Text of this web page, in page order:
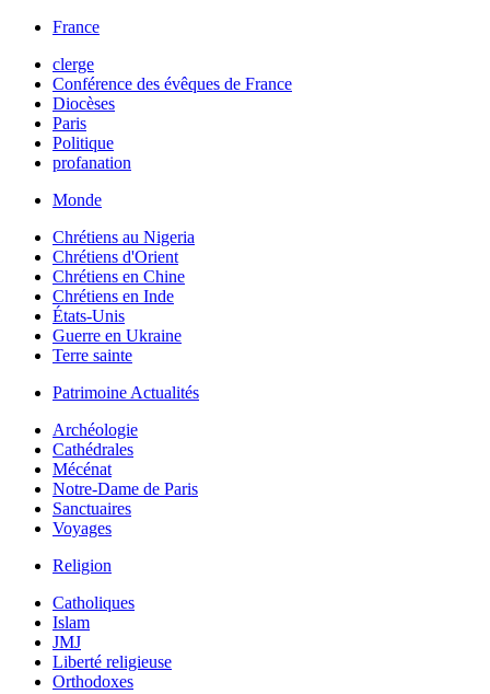
France
clerge
Conférence des évêques de France
Diocèses
Paris
Politique
profanation
Monde
Chrétiens au Nigeria
Chrétiens d'Orient
Chrétiens en Chine
Chrétiens en Inde
États-Unis
Guerre en Ukraine
Terre sainte
Patrimoine Actualités
Archéologie
Cathédrales
Mécénat
Notre-Dame de Paris
Sanctuaires
Voyages
Religion
Catholiques
Islam
JMJ
Liberté religieuse
Orthodoxes